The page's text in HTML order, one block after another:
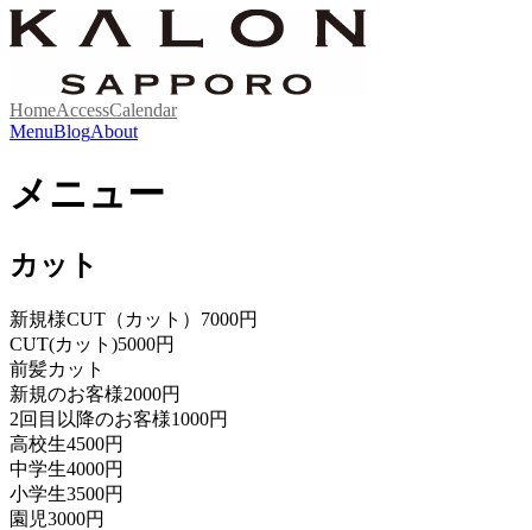
HomeAccessCalendar
MenuBlogAbout
メニュー
カット
新規様CUT（カット） 7000円
CUT(カット)5000円
前髪カット
新規のお客様2000円
2回目以降のお客様1000円
高校生4500円
中学生4000円
小学生3500円
園児3000円